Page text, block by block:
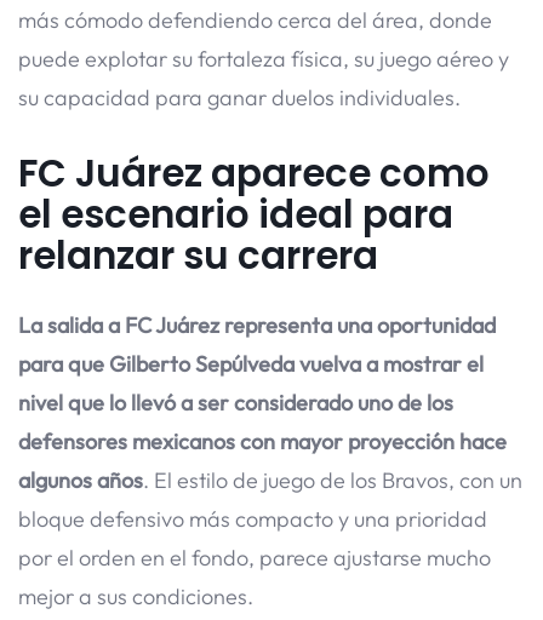
más cómodo defendiendo cerca del área, donde
puede explotar su fortaleza física, su juego aéreo y
su capacidad para ganar duelos individuales.
FC Juárez aparece como
el escenario ideal para
relanzar su carrera
La salida a FC Juárez representa una oportunidad
para que Gilberto Sepúlveda vuelva a mostrar el
nivel que lo llevó a ser considerado uno de los
defensores mexicanos con mayor proyección hace
algunos años. El estilo de juego de los Bravos, con un
bloque defensivo más compacto y una prioridad
por el orden en el fondo, parece ajustarse mucho
mejor a sus condiciones.